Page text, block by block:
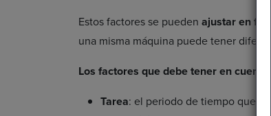
Estos factores se pueden ajustar en
una misma máquina puede tener
Los factores que debe tener en cuenta
Tarea: el periodo de tiempo que